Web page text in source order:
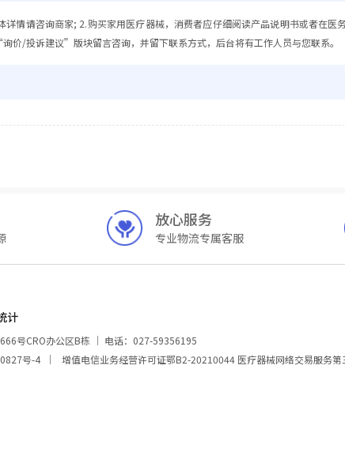
情请咨询商家; 2.购买家用医疗器械，消费者应仔细阅读产品说明书或者在医
/投诉建议”版块留言咨询，并留下联系方式，后台将有工作人员与您联系。
放心服务
专业物流专属客服
计
号CRO办公区B栋 ｜ 电话：027-59356195
号-4 ｜ 增值电信业务经营许可证鄂B2-20210044 医疗器械网络交易服务第